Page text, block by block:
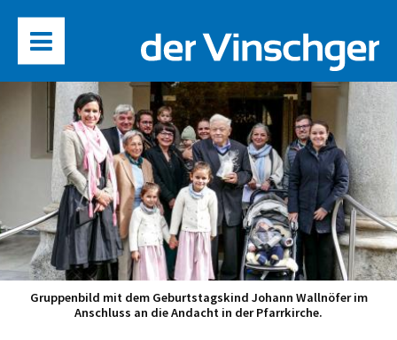
Gruppenbild mit dem Geburtstagskind Johann Wallnöfer im
Anschluss an die Andacht in der Pfarrkirche.